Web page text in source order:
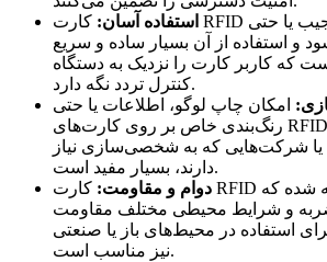
استفاده آسان: کارت‌ RFID به راحتی در کیف، جیب یا حتی
استفاده از آن بسیار ساده و سریع
که کاربر کارت را نزدیک به دستگاه
کنترل تردد نگه دارد.
امکان چاپ لوگو، اطلاعات یا حتی
رنگ‌بندی خاص بر روی کارت‌های RFID وجود دارد. این ویژگی
یا شرکت‌هایی که به شخصی‌سازی نیاز
دارند، بسیار مفید است.
دوام و مقاومت: کارت‌ RFID از مواد با دوام ساخته شده‌ که
و شرایط محیطی مختلف مقاومت
استفاده در محیط‌های باز یا صنعتی
نیز مناسب است.